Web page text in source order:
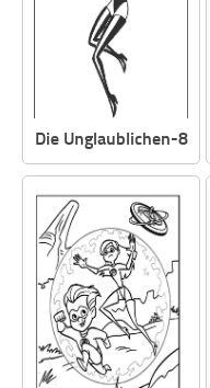
Die Unglaublichen-8